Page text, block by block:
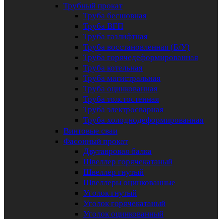
Трубный прокат
Труба бесшовная
Труба ВГП
Труба газлифтная
Труба восстановленная (Б/У)
Труба горячедеформированная
Труба котельная
Труба магистральная
Труба оцинкованная
Труба толстостенная
Труба электросварная
Труба холоднодеформированная
Винтовые сваи
Фасонный прокат
Двутавровая балка
Швеллер горячекатаный
Швеллер гнутый
Швеллеры оцинкованные
Уголок гнутый
Уголок горячекатаный
Уголок оцинкованный